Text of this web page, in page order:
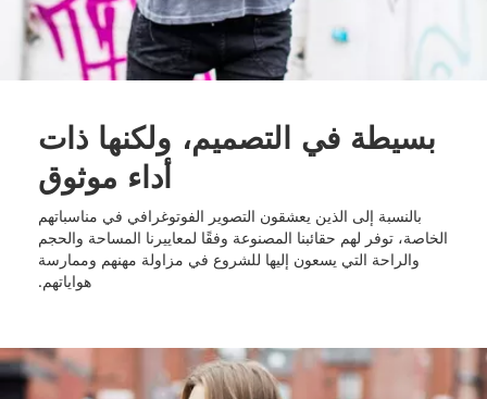
بسيطة في التصميم، ولكنها ذات
أداء موثوق
بالنسبة إلى الذين يعشقون التصوير الفوتوغرافي في مناسباتهم
الخاصة، توفر لهم حقائبنا المصنوعة وفقًا لمعاييرنا المساحة والحجم
والراحة التي يسعون إليها للشروع في مزاولة مهنهم وممارسة
هواياتهم.